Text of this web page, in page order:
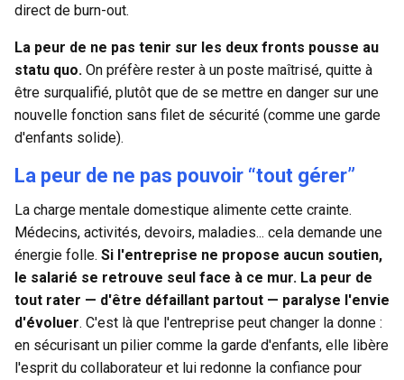
direct de burn-out.
La peur de ne pas tenir sur les deux fronts pousse au
statu quo. On préfère rester à un poste maîtrisé, quitte à
être surqualifié, plutôt que de se mettre en danger sur une
nouvelle fonction sans filet de sécurité (comme une garde
d'enfants solide).
La peur de ne pas pouvoir “tout gérer”
La charge mentale domestique alimente cette crainte.
Médecins, activités, devoirs, maladies... cela demande une
énergie folle. Si l'entreprise ne propose aucun soutien,
le salarié se retrouve seul face à ce mur. La peur de
tout rater — d'être défaillant partout — paralyse l'envie
d'évoluer. C'est là que l'entreprise peut changer la donne :
en sécurisant un pilier comme la garde d'enfants, elle libère
l'esprit du collaborateur et lui redonne la confiance pour